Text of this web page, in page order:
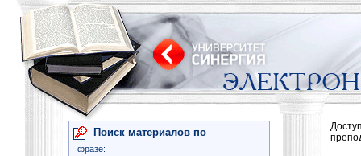
Поиск материалов по
фразе: